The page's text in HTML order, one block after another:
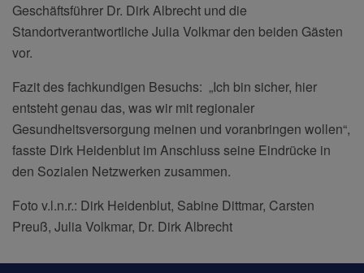
Geschäftsführer Dr. Dirk Albrecht und die
Standortverantwortliche Julia Volkmar den beiden Gästen
vor.
Fazit des fachkundigen Besuchs: „Ich bin sicher, hier
entsteht genau das, was wir mit regionaler
Gesundheitsversorgung meinen und voranbringen wollen“,
fasste Dirk Heidenblut im Anschluss seine Eindrücke in
den Sozialen Netzwerken zusammen.
Foto v.l.n.r.: Dirk Heidenblut, Sabine Dittmar, Carsten
Preuß, Julia Volkmar, Dr. Dirk Albrecht